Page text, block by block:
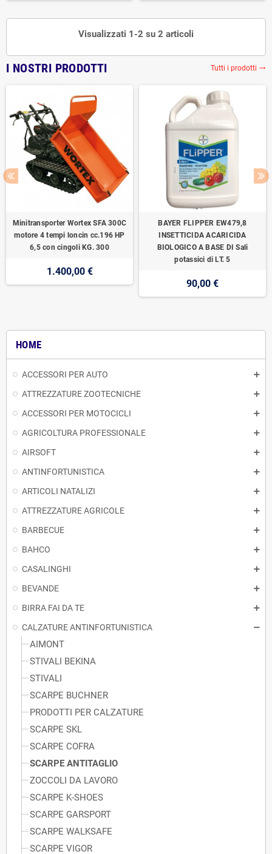
HOME
ACCESSORI PER AUTO
ATTREZZATURE ZOOTECNICHE
ACCESSORI PER MOTOCICLI
AGRICOLTURA PROFESSIONALE
AIRSOFT
ANTINFORTUNISTICA
ARTICOLI NATALIZI
ATTREZZATURE AGRICOLE
BARBECUE
BAHCO
CASALINGHI
BEVANDE
BIRRA FAI DA TE
CALZATURE ANTINFORTUNISTICA
AIMONT
STIVALI BEKINA
STIVALI
SCARPE BUCHNER
PRODOTTI PER CALZATURE
SCARPE SKL
SCARPE COFRA
SCARPE ANTITAGLIO
ZOCCOLI DA LAVORO
SCARPE K-SHOES
SCARPE GARSPORT
SCARPE WALKSAFE
SCARPE VIGOR
Visualizzati 1-2 su 2 articoli
I NOSTRI PRODOTTI Tutti i prodotti trending_flat
Minitransporter Wortex SFA 300C
motore 4 tempi loncin cc.196 HP
6,5 con cingoli KG. 300
1.400,00 €
BAYER FLIPPER EW479,8
INSETTICIDA ACARICIDA
BIOLOGICO A BASE DI Sali
potassici di LT. 5
90,00 €